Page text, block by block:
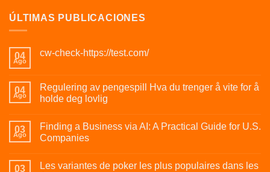
ÚLTIMAS PUBLICACIONES
04
Ago
cw-check-https://test.com/
04
Ago
Regulering av pengespill Hva du trenger å vite for å
holde deg lovlig
03
Ago
Finding a Business via AI: A Practical Guide for U.S.
Companies
03
Les variantes de poker les plus populaires dans les